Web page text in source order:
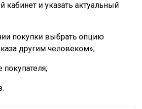
кабинет и указать актуальный
покупки выбрать опцию
другим человеком»;